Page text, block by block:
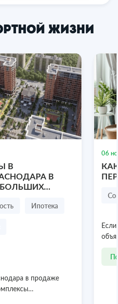
Богатое, Белогорский
жизни
В
В
БОЛЬШИХ
Ипотека
в продаже
06